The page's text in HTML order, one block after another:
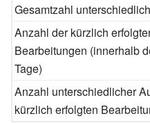
Gesamtzahl
Anzahl der kürzlich
Bearbeitungen (innerhalb
Tage)
Anzahl unterschiedlicher
kürzlich erfolgten